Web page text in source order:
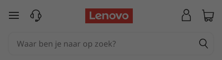
Ga naar de hoofdinhoud